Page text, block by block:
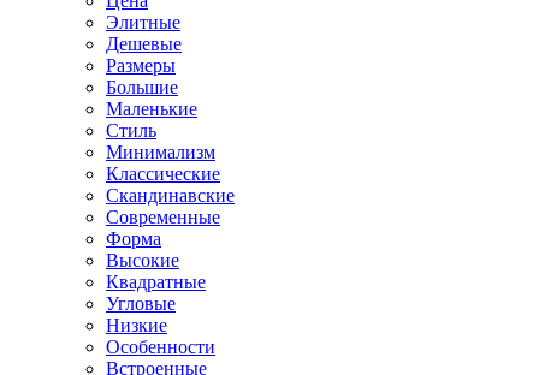
Элитные
Дешевые
Размеры
Большие
Маленькие
Стиль
Минимализм
Классические
Скандинавские
Современные
Форма
Высокие
Квадратные
Угловые
Низкие
Особенности
Встроенные